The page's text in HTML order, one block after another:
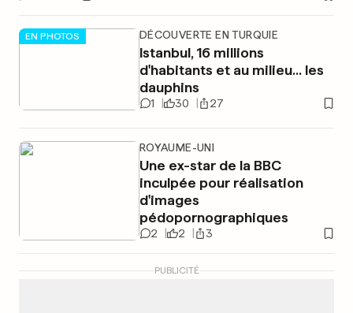
EN PHOTOS DÉCOUVERTE EN TURQUIE
Istanbul, 16 millions
d'habitants et au milieu... les
dauphins
1 30 27
ROYAUME-UNI
Une ex-star de la BBC
inculpée pour réalisation
d'images
pédopornographiques
2 2 3
PUBLICITÉ